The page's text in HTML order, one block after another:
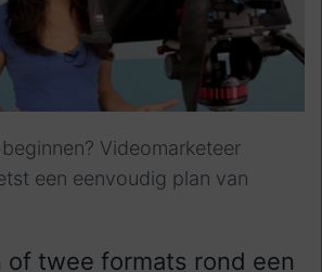
Videomarketeer
een eenvoudig plan van
of twee formats rond een